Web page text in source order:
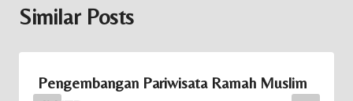
Similar Posts
Pengembangan Pariwisata Ramah Muslim